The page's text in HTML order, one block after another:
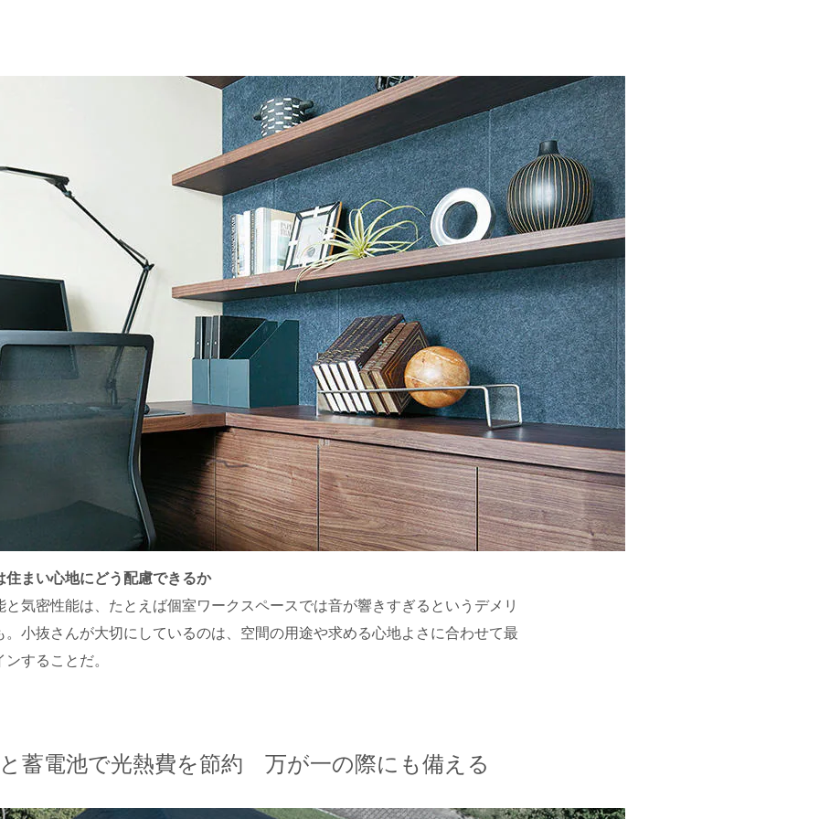
住まい心地にどう配慮できるか
と気密性能は、たとえば個室ワークスペースでは音が響きすぎるというデメリ
。小抜さんが大切にしているのは、空間の用途や求める心地よさに合わせて最
することだ。
蓄電池で光熱費を節約 万が一の際にも備える